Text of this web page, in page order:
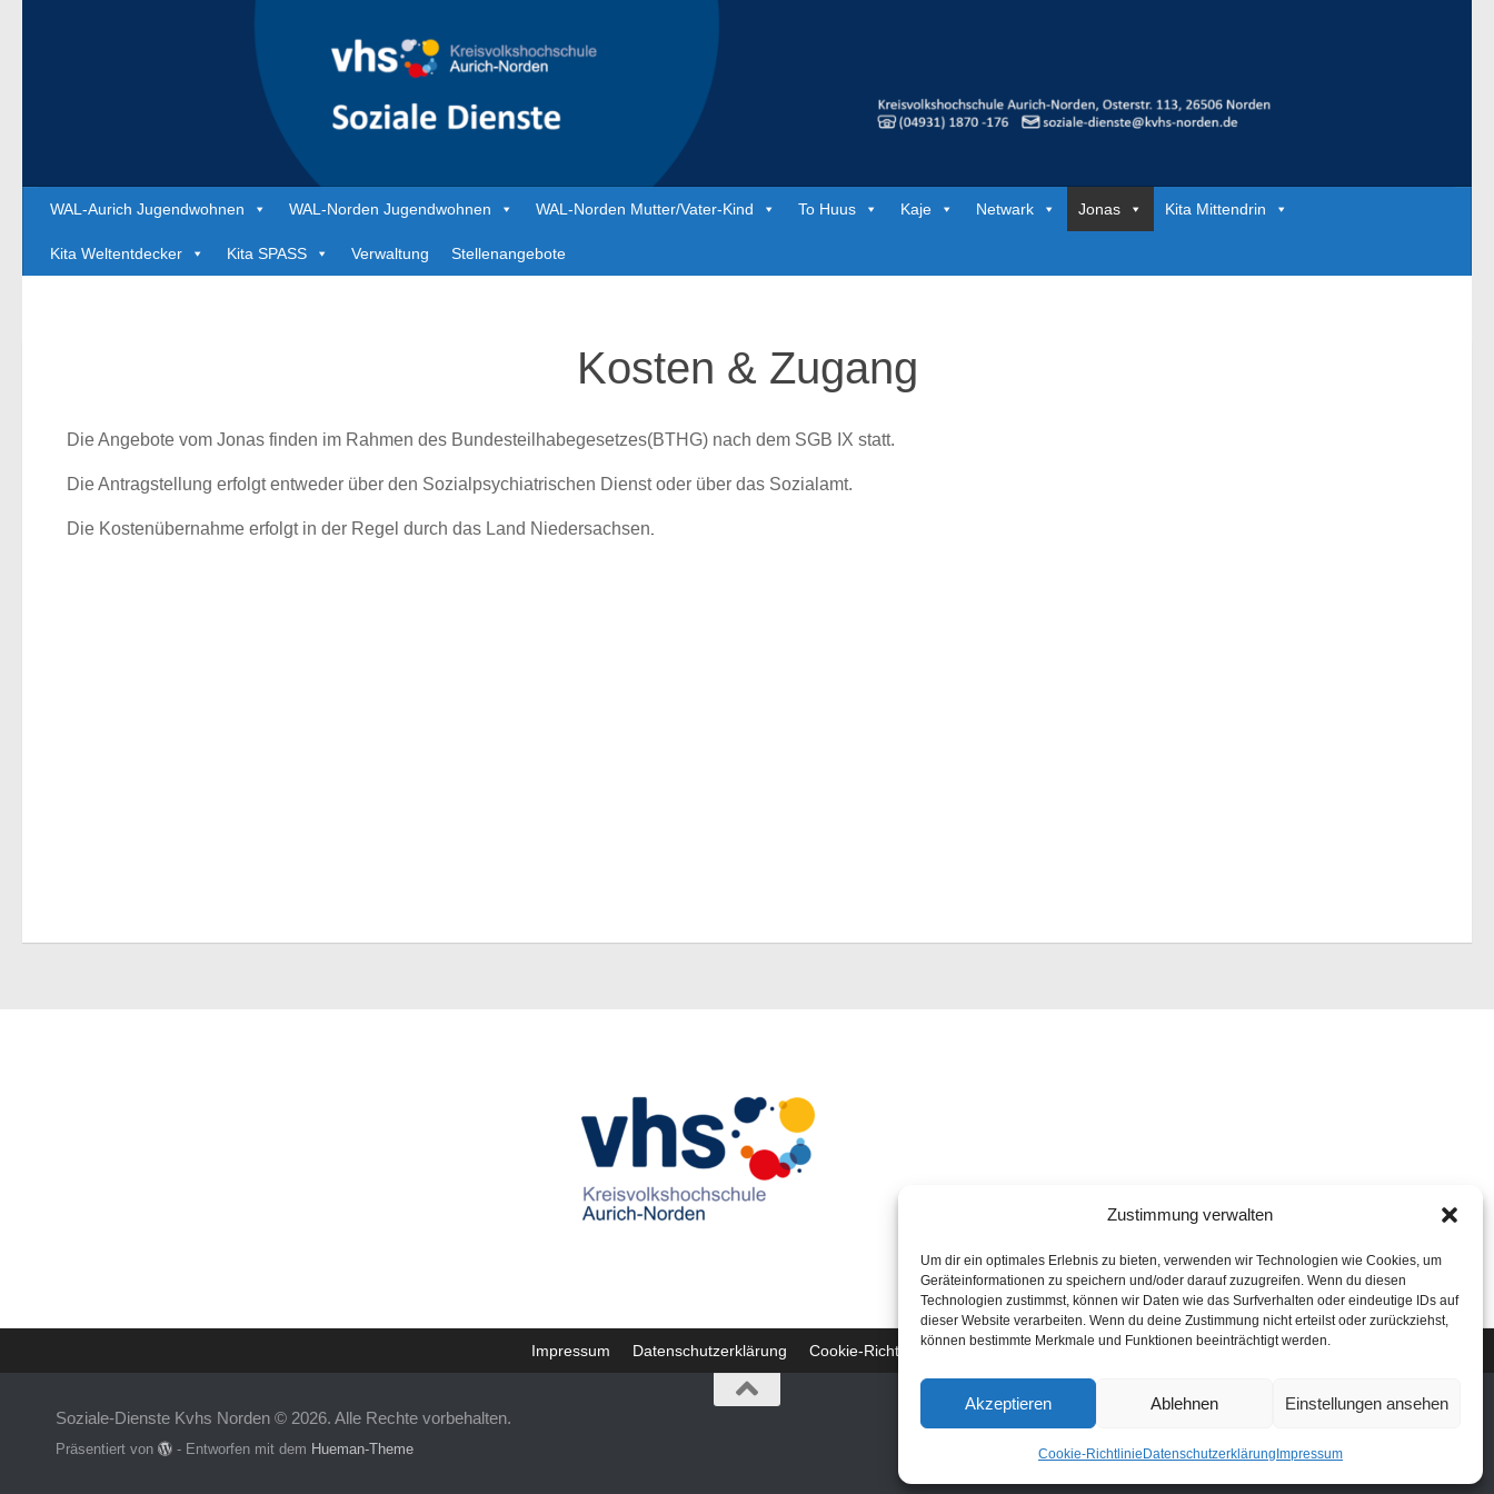
Zustimmung verwalten
Um dir ein optimales Erlebnis zu bieten, verwenden wir Technologien wie Cookies, um
Geräteinformationen zu speichern und/oder darauf zuzugreifen. Wenn du diesen
Technologien zustimmst, können wir Daten wie das Surfverhalten oder eindeutige IDs auf
dieser Website verarbeiten. Wenn du deine Zustimmung nicht erteilst oder zurückziehst,
können bestimmte Merkmale und Funktionen beeinträchtigt werden.
Akzeptieren Ablehnen Einstellungen ansehen
Cookie-Richtlinie Datenschutzerklärung Impressum
WAL-Aurich Jugendwohnen WAL-Norden Jugendwohnen WAL-Norden Mutter/Vater-Kind To Huus Kaje Netwark Jonas Kita Mittendrin
Kita Weltentdecker Kita SPASS Verwaltung Stellenangebote
Kosten & Zugang
Die Angebote vom Jonas finden im Rahmen des Bundesteilhabegesetzes(BTHG) nach dem SGB IX statt.
Die Antragstellung erfolgt entweder über den Sozialpsychiatrischen Dienst oder über das Sozialamt.
Die Kostenübernahme erfolgt in der Regel durch das Land Niedersachsen.
Impressum Datenschutzerklärung Cookie-Richtlinie (EU)
Soziale-Dienste Kvhs Norden © 2026. Alle Rechte vorbehalten.
Präsentiert von - Entworfen mit dem Hueman-Theme